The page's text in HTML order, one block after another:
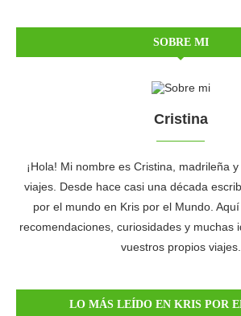
SOBRE MI
Cristina
¡Hola! Mi nombre es Cristina, madrileña
viajes. Desde hace casi una década
por el mundo en Kris por el Mundo.
recomendaciones, curiosidades y muchas
vuestros propios viajes.
LO MÁS LEÍDO EN KRIS POR